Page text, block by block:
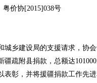
粤价协[2015]038号
乡建设局的支援请求，协
疏附县捐款，总额达
彰，并将援疆捐款工作先